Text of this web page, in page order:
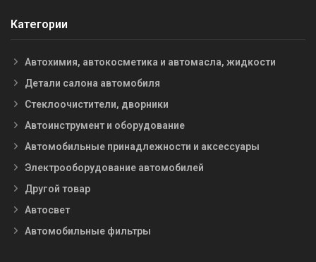
Категории
Автохимия, автокосметика и автомасла, жидкости
Детали салона автомобиля
Стеклоочистители, дворники
Автоинструмент и оборудование
Автомобильные принадлежности и аксессуары
Электрооборудование автомобилей
Другой товар
Автосвет
Автомобильные фильтры